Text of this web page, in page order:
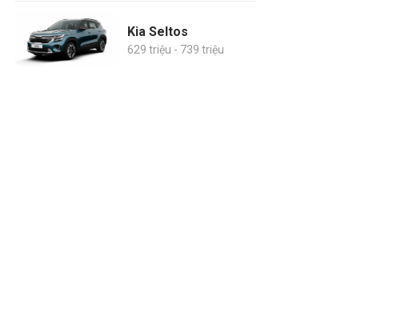
Kia Seltos
629 triệu - 739 triệu